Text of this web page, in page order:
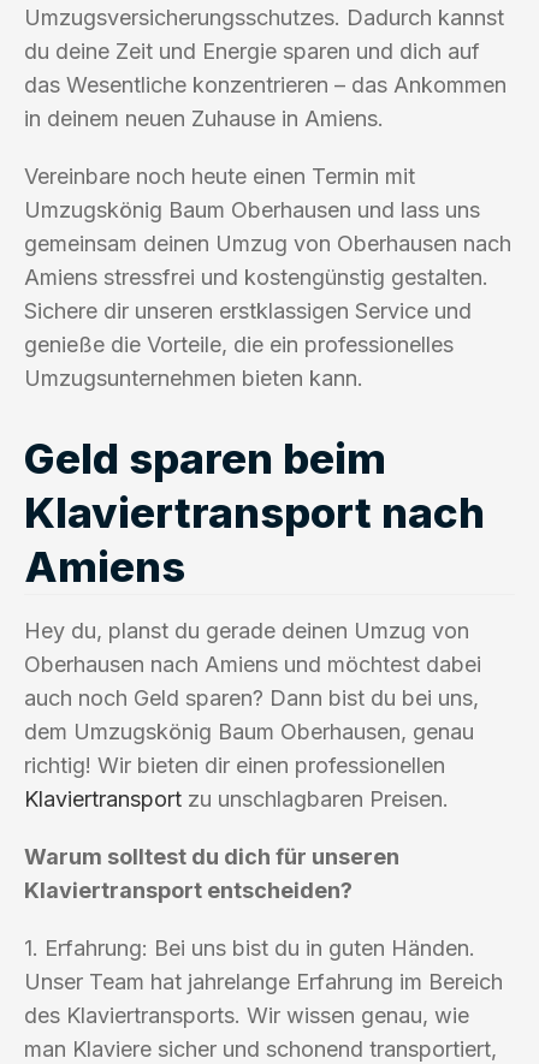
Umzugsversicherungsschutzes. Dadurch kannst
du deine Zeit und Energie sparen und dich auf
das Wesentliche konzentrieren – das Ankommen
in deinem neuen Zuhause in Amiens.
Vereinbare noch heute einen Termin mit
Umzugskönig Baum Oberhausen und lass uns
gemeinsam deinen Umzug von Oberhausen nach
Amiens stressfrei und kostengünstig gestalten.
Sichere dir unseren erstklassigen Service und
genieße die Vorteile, die ein professionelles
Umzugsunternehmen bieten kann.
Geld sparen beim
Klaviertransport nach
Amiens
Hey du, planst du gerade deinen Umzug von
Oberhausen nach Amiens und möchtest dabei
auch noch Geld sparen? Dann bist du bei uns,
dem Umzugskönig Baum Oberhausen, genau
richtig! Wir bieten dir einen professionellen
Klaviertransport zu unschlagbaren Preisen.
Warum solltest du dich für unseren
Klaviertransport entscheiden?
1. Erfahrung: Bei uns bist du in guten Händen.
Unser Team hat jahrelange Erfahrung im Bereich
des Klaviertransports. Wir wissen genau, wie
man Klaviere sicher und schonend transportiert,